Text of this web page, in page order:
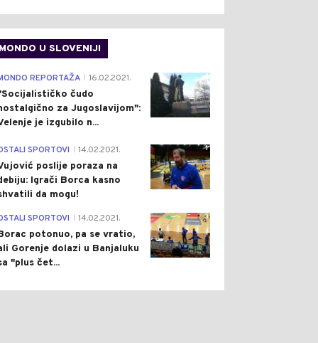
MONDO U SLOVENIJI
4
REPORTAŽA 16.02.2021.
čudo
za Jugoslavijom":
je izgubilo n...
1
SPORTOVI 14.02.2021.
poslije poraza na
Igrači Borca kasno
da mogu!
3
SPORTOVI 14.02.2021.
potonuo, pa se vratio,
Gorenje dolazi u Banjaluku
"plus čet...